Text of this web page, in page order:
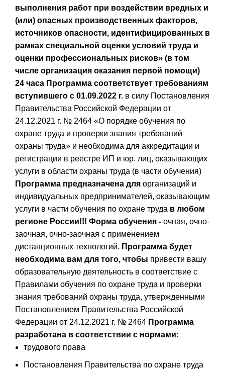
выполнения работ при воздействии вредных и
(или) опасных производственных факторов,
источников опасности, идентифицированных в
рамках специальной оценки условий труда и
оценки профессиональных рисков» (в том
числе организация оказания первой помощи)
24 часа Программа соответствует требованиям
вступившего с 01.09.2022 г. в силу Постановления
Правительства Российской Федерации от
24.12.2021 г. № 2464 «О порядке обучения по
охране труда и проверки знания требований
охраны труда» и необходима для аккредитации и
регистрации в реестре ИП и юр. лиц, оказывающих
услуги в области охраны труда (в части обучения)
Программа предназначена для организаций и
индивидуальных предпринимателей, оказывающим
услуги в части обучения по охране труда в любом
регионе России!!! Форма обучения - очная, очно-
заочная, очно-заочная с применением
дистанционных технологий. Программа будет
необходима вам для того, чтобы привести вашу
образовательную деятельность в соответствие с
Правилами обучения по охране труда и проверки
знания требований охраны труда, утвержденными
Постановлением Правительства Российской
Федерации от 24.12.2021 г. № 2464 Программа
разработана в соответствии с нормами:
трудового права
Постановления Правительства по охране труда